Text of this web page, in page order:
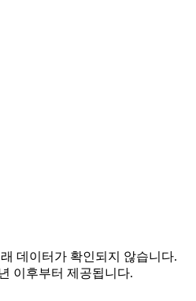
데이터가 확인되지 않습니다.
이후부터 제공됩니다.